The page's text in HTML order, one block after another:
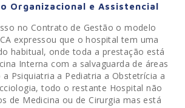
Organizacional e Assistencial
no Contrato de Gestão o modelo
expressou que o hospital tem uma
habitual, onde toda a prestação está
Interna com a salvaguarda de áreas
Psiquiatria a Pediatria a Obstetrícia a
todo o restante Hospital não
de Medicina ou de Cirurgia mas está